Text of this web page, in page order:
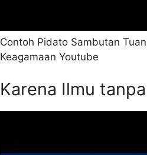
Contoh Pidato Sambutan
Keagamaan Youtube
Karena Ilmu